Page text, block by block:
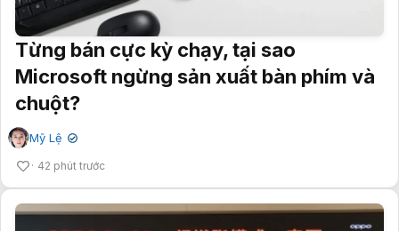
Từng bán cực kỳ chạy, tại sao
Microsoft ngừng sản xuất bàn phím và
chuột?
Mỹ Lệ ✔
42 phút trước